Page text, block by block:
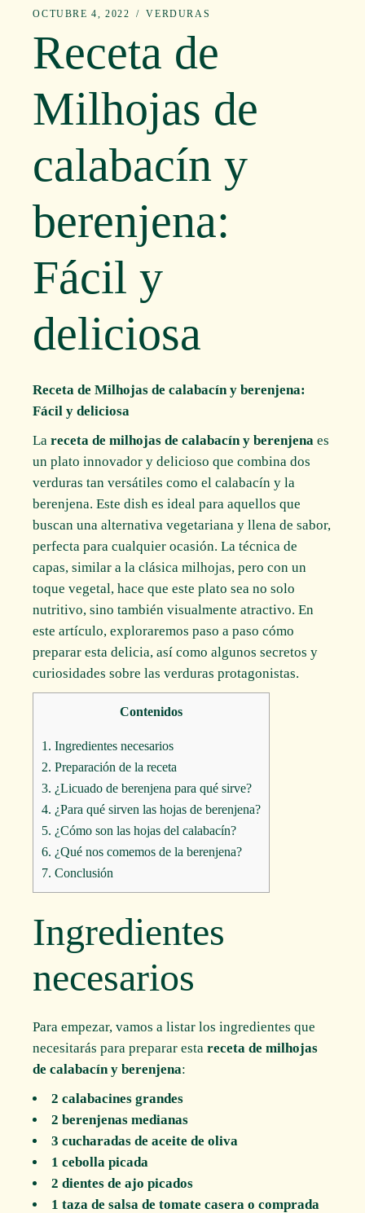
OCTUBRE 4, 2022 VERDURAS
Receta de
Milhojas de
calabacín y
berenjena:
Fácil y
deliciosa
Receta de Milhojas de calabacín y berenjena:
Fácil y deliciosa
Lareceta de milhojas de calabacín y berenjena es
un plato innovador y delicioso que combina dos
verduras tan versátiles como el calabacín y la
berenjena. Este dish es ideal para aquellos que
buscan una alternativa vegetariana y llena de sabor,
perfecta para cualquier ocasión. La técnica de
capas, similar a la clásica milhojas, pero con un
toque vegetal, hace que este plato sea no solo
nutritivo, sino también visualmente atractivo. En
este artículo, exploraremos paso a paso cómo
preparar esta delicia, así como algunos secretos y
curiosidades sobre las verduras protagonistas.
Contenidos
1. Ingredientes necesarios
2. Preparación de la receta
3. ¿Licuado de berenjena para qué sirve?
4. ¿Para qué sirven las hojas de berenjena?
5. ¿Cómo son las hojas del calabacín?
6. ¿Qué nos comemos de la berenjena?
7. Conclusión
Ingredientes
necesarios
Para empezar, vamos a listar los ingredientes que
necesitarás para preparar estareceta de milhojas
de calabacín y berenjena:
2 calabacines grandes
2 berenjenas medianas
3 cucharadas de aceite de oliva
1 cebolla picada
2 dientes de ajo picados
1 taza de salsa de tomate casera o comprada